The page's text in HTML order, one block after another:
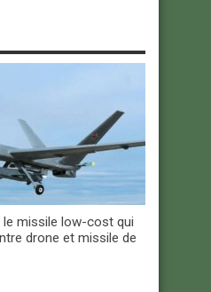
le missile low-cost qui
drone et missile de